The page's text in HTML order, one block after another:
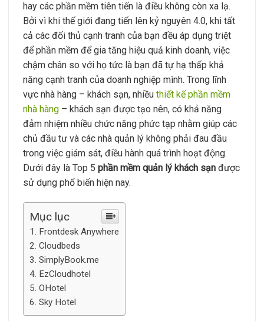
hay các phần mềm tiên tiến là điều không còn xa lạ.
Bởi vì khi thế giới đang tiến lên kỷ nguyên 4.0, khi tất
cả các đối thủ cạnh tranh của bạn đều áp dụng triệt
để phần mềm để gia tăng hiệu quả kinh doanh, việc
chậm chân so với họ tức là bạn đã tự hạ thấp khả
năng cạnh tranh của doanh nghiệp mình. Trong lĩnh
vực nhà hàng – khách sạn, nhiều thiết kế phần mềm
nhà hàng – khách sạn được tạo nên, có khả năng
đảm nhiệm nhiều chức năng phức tạp nhằm giúp các
chủ đầu tư và các nhà quản lý không phải đau đầu
trong việc giám sát, điều hành quá trình hoạt động.
Dưới đây là Top 5 phần mềm quản lý khách sạn được
sử dụng phổ biến hiện nay.
Mục lục
Frontdesk Anywhere
Cloudbeds
SimplyBook.me
EzCloudhotel
OHotel
Sky Hotel